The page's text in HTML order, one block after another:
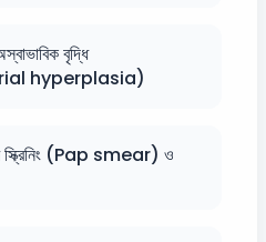
বৃদ্ধি
hyperplasia)
স্ক্রিনিং (Pap smear) ও